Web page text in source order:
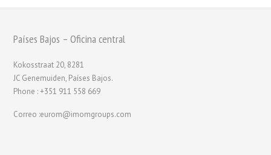
Países Bajos – Oficina central
Kokosstraat 20, 8281
JC Genemuiden, Países Bajos.
Phone : +351 911 558 669
Correo :eurom@imomgroups.com